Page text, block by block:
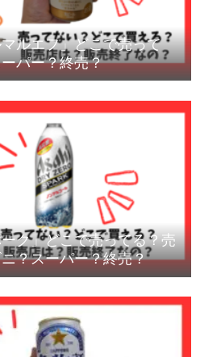
ルエフ」どこで売って
パー？終売？
ク」どこで売ってる？売
？スーパー？終売？